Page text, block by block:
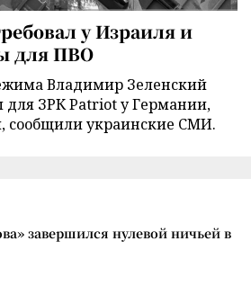
у Израиля и
для ПВО
Владимир Зеленский
для ЗРК Patriot у Германии,
сообщили украинские СМИ.
завершился нулевой ничьей в